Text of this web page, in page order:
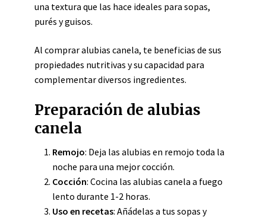
una textura que las hace ideales para sopas,
purés y guisos.
Al comprar alubias canela, te beneficias de sus
propiedades nutritivas y su capacidad para
complementar diversos ingredientes.
Preparación de alubias
canela
Remojo: Deja las alubias en remojo toda la
noche para una mejor cocción.
Cocción: Cocina las alubias canela a fuego
lento durante 1-2 horas.
Uso en recetas: Añádelas a tus sopas y